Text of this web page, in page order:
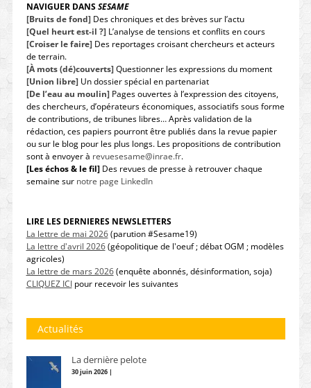
NAVIGUER DANSSESAME
[Bruits de fond]Des chroniques et des brèves sur l’actu
[Quel heurt est-il ?]L’analyse de tensions et conflits en cours
[Croiser le faire]Des reportages croisant chercheurs et acteurs
de terrain.
[À mots (dé)couverts]Questionner les expressions du moment
[Union libre]Un dossier spécial en partenariat
[De l’eau au moulin]Pages ouvertes à l’expression des citoyens,
des chercheurs, d’opérateurs économiques, associatifs sous forme
de contributions, de tribunes libres… Après validation de la
rédaction, ces papiers pourront être publiés dans la revue papier
ou sur le blog pour les plus longs. Les propositions de contribution
sont à envoyer à revuesesame@inrae.fr.
[Les échos & le fil]Des revues de presse à retrouver chaque
semaine sur notre page LinkedIn
LIRE LES DERNIERES NEWSLETTERS
La lettre de mai 2026(parution #Sesame19)
La lettre d'avril 2026(géopolitique de l'oeuf ; débat OGM ; modèles
agricoles)
La lettre de mars 2026(enquête abonnés, désinformation, soja)
CLIQUEZ ICIpour recevoir les suivantes
Actualités
La dernière pelote
30 juin 2026 |